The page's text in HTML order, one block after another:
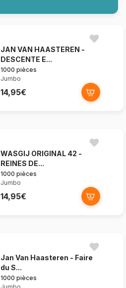
JAN VAN HAASTEREN -
DESCENTE E...
1000 pièces
Jumbo
14,95€
WASGIJ ORIGINAL 42 -
REINES DE...
1000 pièces
Jumbo
14,95€
Jan Van Haasteren - Faire
du S...
1000 pièces